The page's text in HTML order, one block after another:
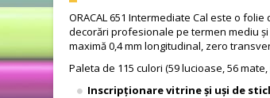
ORACAL 651 Intermediate Cal este o
decorări profesionale pe termen mediu
maximă 0,4 mm longitudinal, zero
Paleta de 115 culori (59 lucioase, 56
Inscripționare vitrine și uși de